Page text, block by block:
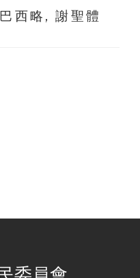
西略 ,謝聖體